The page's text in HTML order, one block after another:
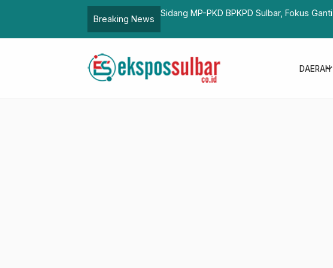
Breaking News
Sidang MP-PKD BPKPD Sulbar, Fokus
DAERAH
expand_more